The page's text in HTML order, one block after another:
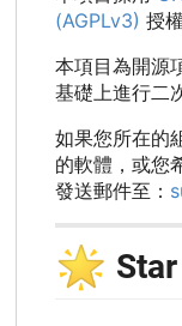
(AGPLv3) 授權
本項目為開源
基礎上進行二
如果您所在的
的軟體，或您
發送郵件至：
🌟